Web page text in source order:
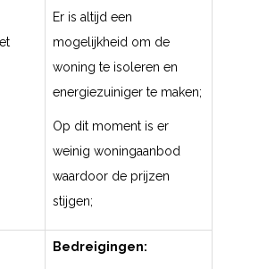
Er is altijd een
mogelijkheid om de
woning te isoleren en
energiezuiniger te maken;
Op dit moment is er
weinig woningaanbod
waardoor de prijzen
stijgen;
Bedreigingen: